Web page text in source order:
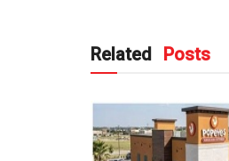
Related Posts